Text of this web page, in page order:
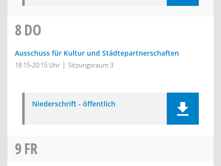
8DO
Ausschuss für Kultur und Städtepartnerschaften
18:15-20:15 Uhr Sitzungsraum 3
Niederschrift - öffentlich
9FR